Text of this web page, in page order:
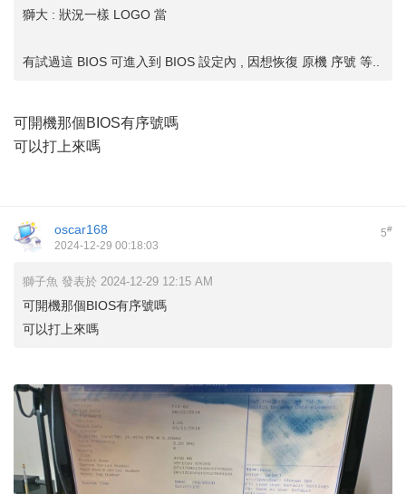
獅大 : 狀況一樣 LOGO 當
有試過這 BIOS 可進入到 BIOS 設定內 , 因想恢復 原機 序號 等..
可開機那個BIOS有序號嗎
可以打上來嗎
5#
oscar168
2024-12-29 00:18:03
獅子魚 發表於 2024-12-29 12:15 AM
可開機那個BIOS有序號嗎
可以打上來嗎